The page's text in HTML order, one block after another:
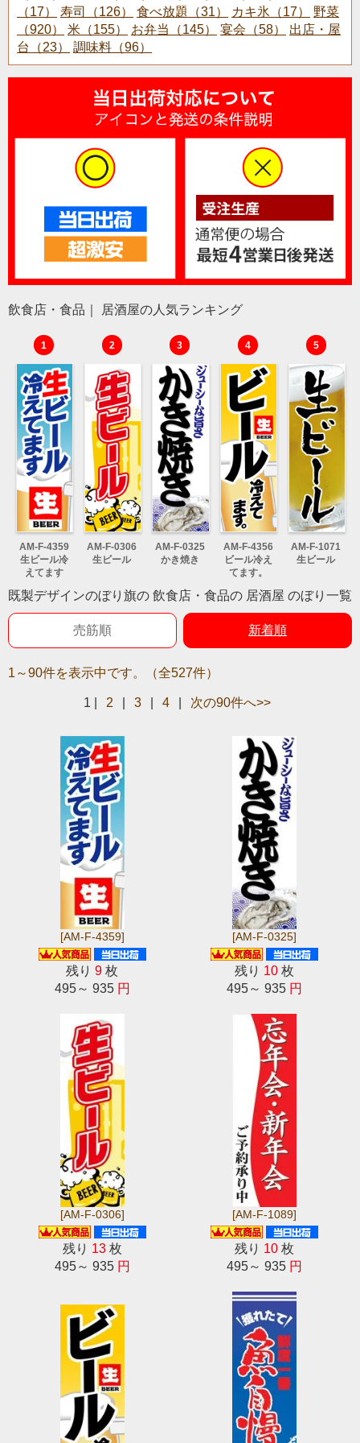
（17）
寿司（126） 食べ放題（31） カキ氷（17）
野菜
（920）
米（155） お弁当（145） 宴会（58）
出店・屋
台（23）
調味料（96）
飲食店・食品｜ 居酒屋の人気ランキング
1
AM-F-4359
生ビール冷
えてます
2
AM-F-0306
生ビール
3
AM-F-0325
かき焼き
4
AM-F-4356
ビール冷え
てます。
5
AM-F-1071
生ビール
既製デザインのぼり旗の 飲食店・食品の 居酒屋 のぼり一覧
売筋順 新着順
1～90件を表示中です。（全527件）
1 2 3 4 次の90件へ>>
[AM-F-4359]
残り9 枚
495～ 935 円
[AM-F-0325]
残り 10枚
495～ 935 円
[AM-F-0306]
残り 13枚
495～ 935 円
[AM-F-1089]
残り 10枚
495～ 935 円